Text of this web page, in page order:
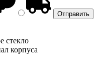
стекло
корпуса